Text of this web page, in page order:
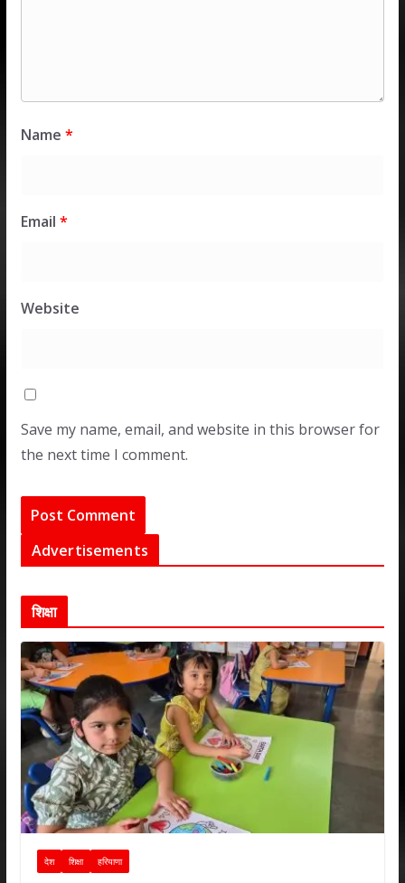
Name *
Email *
Website
Save my name, email, and website in this browser for
the next time I comment.
Advertisements
शिक्षा
देश शिक्षा हरियाणा